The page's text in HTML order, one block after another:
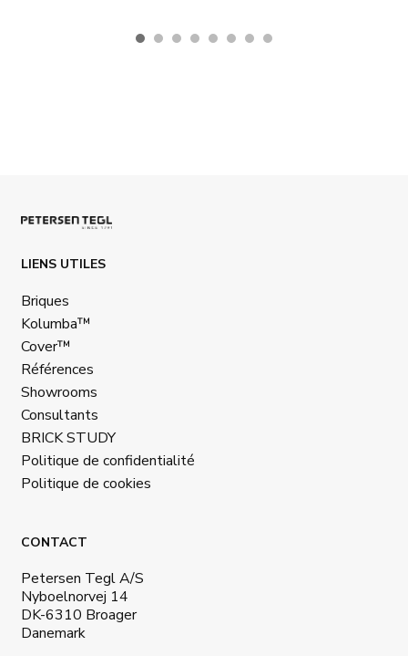
LIENS UTILES
Briques
Kolumba™
Cover™
Références
Showrooms
Consultants
BRICK STUDY
Politique de confidentialité
Politique de cookies
CONTACT
Petersen Tegl A/S
Nyboelnorvej 14
DK-6310 Broager
Danemark